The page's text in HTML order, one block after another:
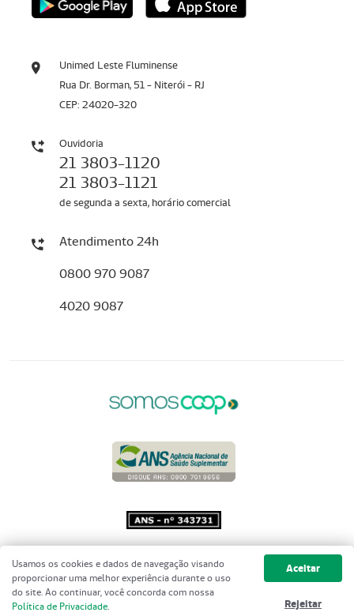
Unimed Leste Fluminense
Rua Dr. Borman, 51 - Niterói - RJ
CEP: 24020-320
Ouvidoria
21 3803-1120
21 3803-1121
de segunda a sexta, horário comercial
Atendimento 24h
0800 970 9087
4020 9087
Copyright 2001 - 2026 Unimed do
Brasil - Todos os direitos reservados
Usamos os cookies e dados de navegação visando
proporcionar uma melhor experiência durante o uso
do site. Ao continuar, você concorda com nossa
Política de Privacidade.
Aceitar
Rejeitar